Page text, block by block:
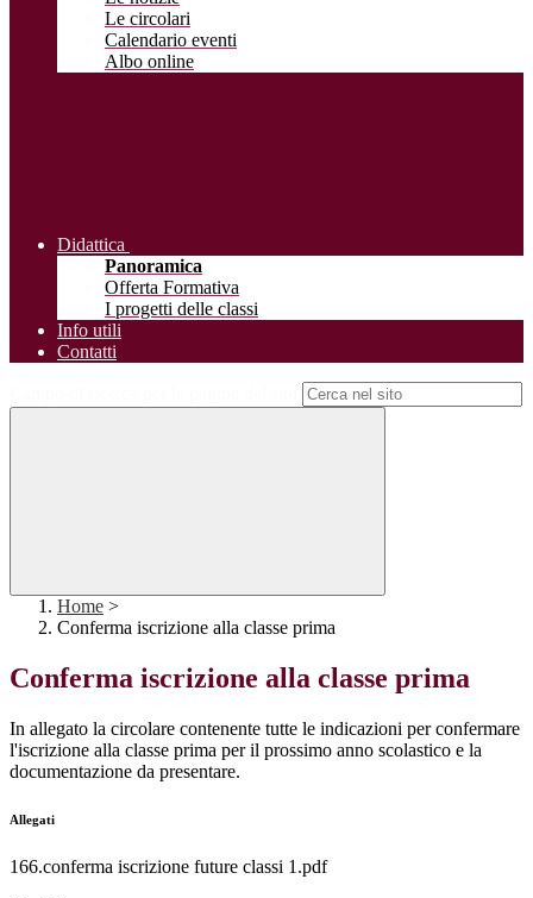
Le circolari
Calendario eventi
Albo online
Didattica
Panoramica
Offerta Formativa
I progetti delle classi
Info utili
Contatti
Home >
Conferma iscrizione alla classe prima
Conferma iscrizione alla classe prima
In allegato la circolare contenente tutte le indicazioni per confermare
l'iscrizione alla classe prima per il prossimo anno scolastico e la
documentazione da presentare.
Allegati
166.conferma iscrizione future classi 1.pdf